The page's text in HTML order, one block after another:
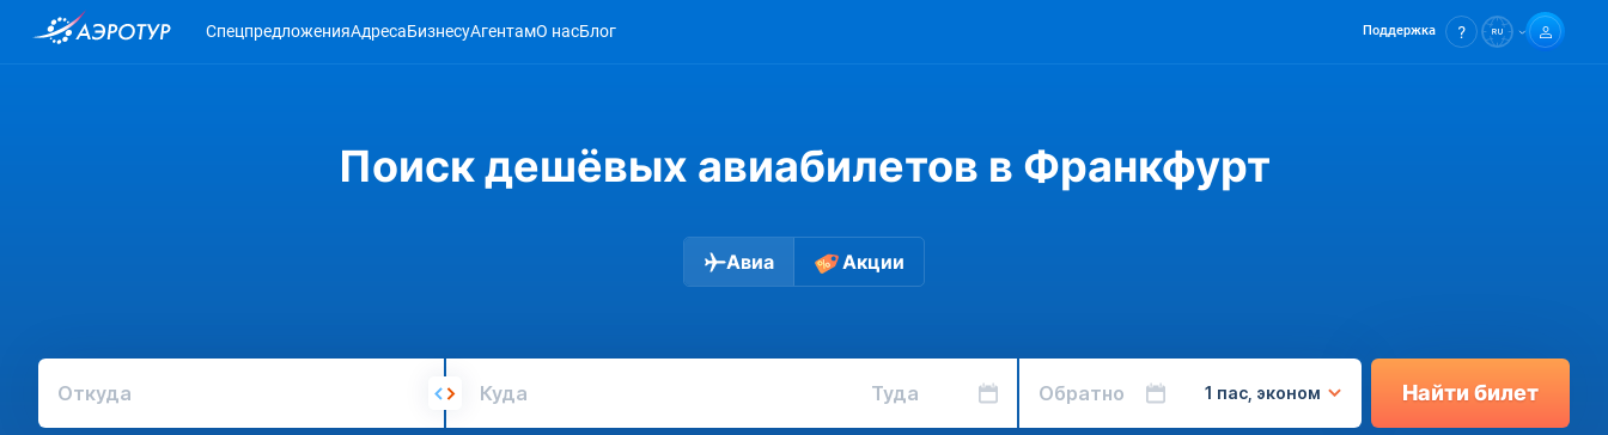
СпецпредложенияАдресаБизнесуАгентамО насБлог Поддержка
Поиск дешёвых авиабилетов в Франкфурт
Авиа Акции
Откуда Куда Туда Обратно 1 пас, эконом Найти билет